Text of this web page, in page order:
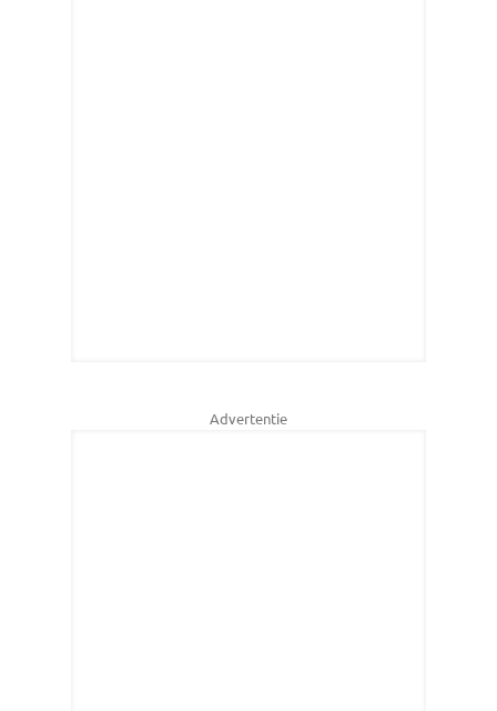
Advertentie